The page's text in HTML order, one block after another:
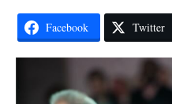
Facebook Twitter